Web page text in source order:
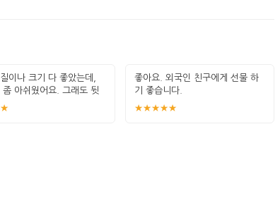
이나 크기 다 좋았는데,
좀 아쉬웠어요. 그래도 뒷
좋아요. 외국인 친구에게 선물 하
기 좋습니다.
★★★★★